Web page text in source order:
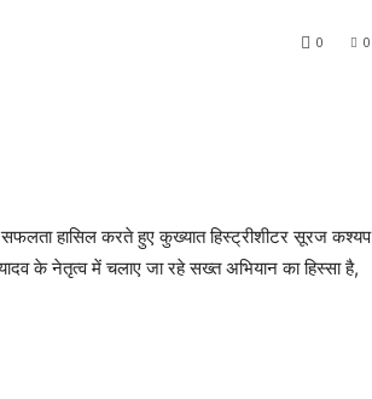
0
0
हासिल करते हुए कुख्यात हिस्ट्रीशीटर सूरज कश्यप
के नेतृत्व में चलाए जा रहे सख्त अभियान का हिस्सा है,